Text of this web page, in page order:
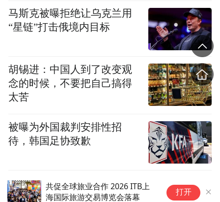
马斯克被曝拒绝让乌克兰用
“星链”打击俄境内目标
胡锡进：中国人到了改变观
念的时候，不要把自己搞得
太苦
被曝为外国裁判安排性招
待，韩国足协致歉
共促全球旅业合作 2026 ITB上
海国际旅游交易博览会落幕
2026全球
广州举办
打开